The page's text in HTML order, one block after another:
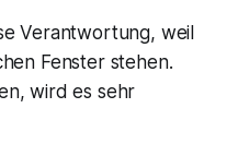
Verantwortung, weil
Fenster stehen.
wird es sehr